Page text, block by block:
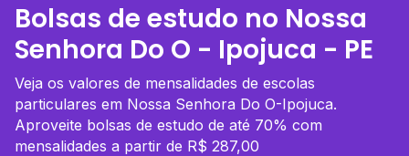
Bolsas de estudo no Nossa
Senhora Do O - Ipojuca - PE
Veja os valores de mensalidades de escolas
particulares em Nossa Senhora Do O-Ipojuca.
Aproveite bolsas de estudo de até 70% com
mensalidades a partir de R$ 287,00